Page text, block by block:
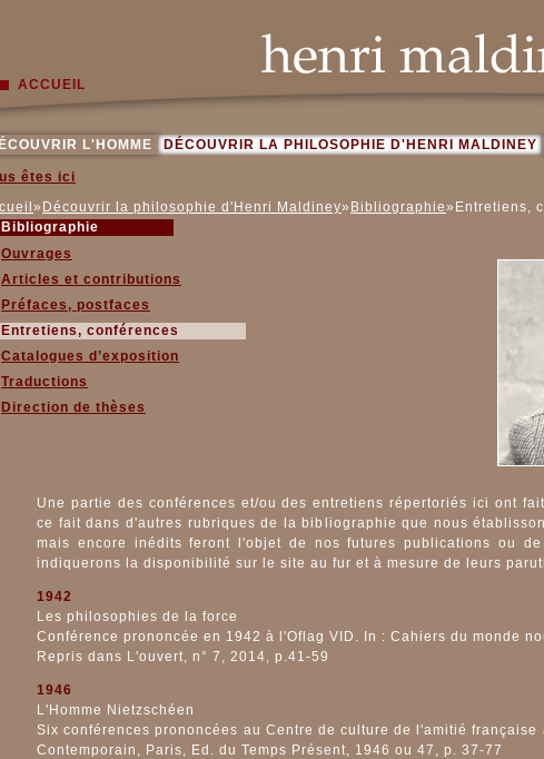
ACCUEIL
L'HOMME DÉCOUVRIR LA PHILOSOPHIE D'HENRI MALDINEY
êtes ici
» Découvrir la philosophie d'Henri Maldiney» Bibliographie»Entretiens,
Bibliographie
Ouvrages
Articles et contributions
Préfaces, postfaces
Entretiens, conférences
Catalogues d’exposition
Traductions
Direction de thèses
Une partie des conférences et/ou des entretiens répertoriés ici ont
ce fait dans d'autres rubriques de la bibliographie que nous
mais encore inédits feront l'objet de nos futures publications ou
indiquerons la disponibilité sur le site au fur et à mesure de leurs
1942
Les philosophies de la force
Conférence prononcée en 1942 à l'Oflag VID. In : Cahiers du monde
Repris dans L'ouvert, n° 7, 2014, p.41-59
1946
L'Homme Nietzschéen
Six conférences prononcées au Centre de culture de l'amitié
Contemporain, Paris, Ed. du Temps Présent, 1946 ou 47, p. 37-77